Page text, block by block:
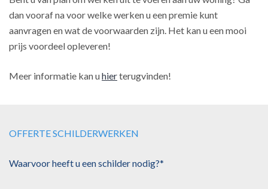
dan vooraf na voor welke werken u een premie kunt
aanvragen en wat de voorwaarden zijn. Het kan u een mooi
prijs voordeel opleveren!
Meer informatie kan uhierterugvinden!
OFFERTE SCHILDERWERKEN
Waarvoor heeft u een schilder nodig?*